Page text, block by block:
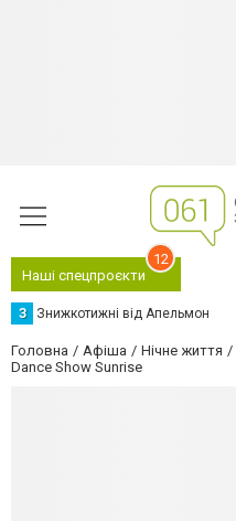
Наші спецпроєкти
12
З Знижкотижні від Апельмон
Головна Афіша Нічне життя
Dance Show Sunrise